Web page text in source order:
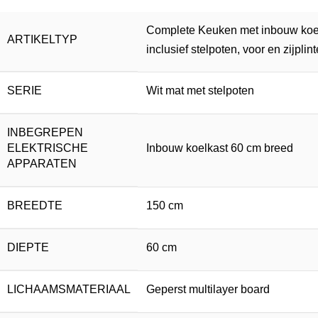
ARTIKELTYP
Complete Keuken met inbouw
inclusief stelpoten, voor en
SERIE Wit mat met stelpoten
INBEGREPEN
ELEKTRISCHE
APPARATEN
Inbouw koelkast 60 cm breed
BREEDTE 150 cm
DIEPTE 60 cm
LICHAAMSMATERIAAL Geperst multilayer board